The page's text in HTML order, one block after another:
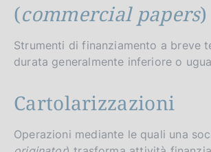
(commercial papers)
Strumenti di finanziamento a breve
durata generalmente inferiore o
Cartolarizzazioni
Operazioni mediante le quali una